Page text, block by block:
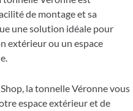
de montage et sa
une solution idéale pour
extérieur ou un espace
la tonnelle Véronne vous
espace extérieur et de